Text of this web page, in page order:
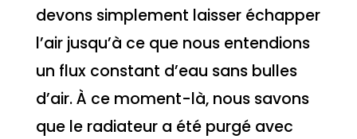
devons simplement laisser échapper
l’air jusqu’à ce que nous entendions
un flux constant d’eau sans bulles
d’air. À ce moment-là, nous savons
que le radiateur a été purgé avec